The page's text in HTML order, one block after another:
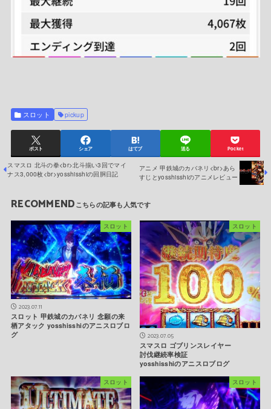
スロット pickup
ポスト シェア はてブ 送る Pocket
スマスロ 北斗の拳<br>北斗揃い3回でマイ
ナス3,000枚<br>yosshisshiの回胴日記
アニメ 甲鉄城のカバネリ<br>あら
すじとyosshisshiのアニメレビュー
RECOMMEND
スロット
2023.07.11
スロット 甲鉄城のカバネリ 念願の来
栖アタック yosshisshiのアニスロブロ
グ
スロット
2023.07.05
スマスロ ゴブリンスレイヤー
討伐継続率検証
yosshisshiのアニスロブログ
スロット スロット